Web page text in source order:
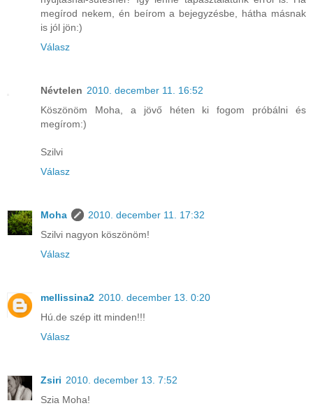
megírod nekem, én beírom a bejegyzésbe, hátha másnak
is jól jön:)
Válasz
Névtelen 2010. december 11. 16:52
Köszönöm Moha, a jövő héten ki fogom próbálni és
megírom:)
Szilvi
Válasz
Moha
2010. december 11. 17:32
Szilvi nagyon köszönöm!
Válasz
mellissina2 2010. december 13. 0:20
Hú.de szép itt minden!!!
Válasz
Zsiri 2010. december 13. 7:52
Szia Moha!